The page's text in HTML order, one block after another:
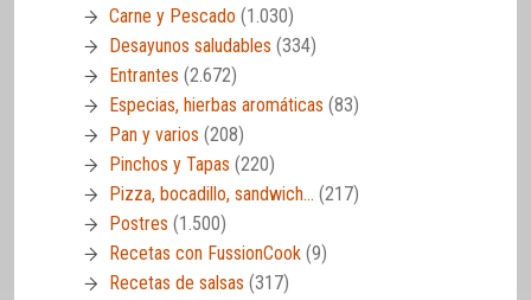
Carne y Pescado (1.030)
Desayunos saludables (334)
Entrantes (2.672)
Especias, hierbas aromáticas (83)
Pan y varios (208)
Pinchos y Tapas (220)
Pizza, bocadillo, sandwich… (217)
Postres (1.500)
Recetas con FussionCook (9)
Recetas de salsas (317)